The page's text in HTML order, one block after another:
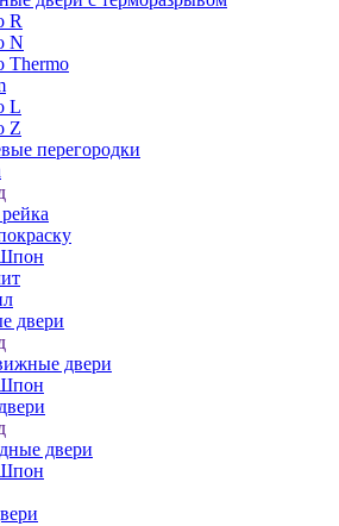
R
N
Thermo
L
Z
перегородки
двери
двери
двери